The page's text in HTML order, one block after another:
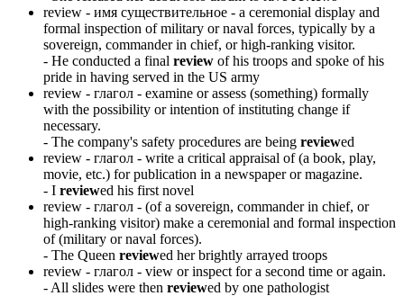
review - имя существительное - a ceremonial display and
formal inspection of military or naval forces, typically by a
sovereign, commander in chief, or high-ranking visitor.
- He conducted a final review of his troops and spoke of his
pride in having served in the US army
review - глагол - examine or assess (something) formally
with the possibility or intention of instituting change if
necessary.
- The company's safety procedures are being reviewed
review - глагол - write a critical appraisal of (a book, play,
movie, etc.) for publication in a newspaper or magazine.
- I reviewed his first novel
review - глагол - (of a sovereign, commander in chief, or
high-ranking visitor) make a ceremonial and formal inspection
of (military or naval forces).
- The Queen reviewed her brightly arrayed troops
review - глагол - view or inspect for a second time or again.
- All slides were then reviewed by one pathologist